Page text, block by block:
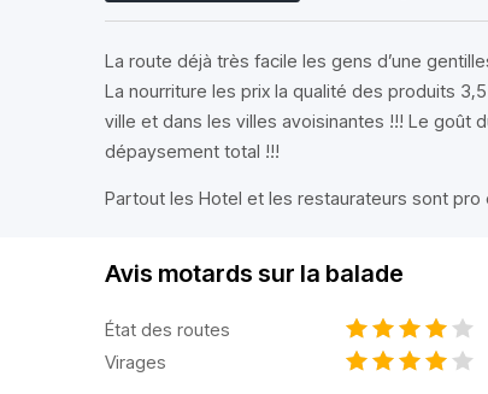
La route déjà très facile les gens d’une
La nourriture les prix la qualité des produits
ville et dans les villes avoisinantes !!! Le goût
dépaysement total !!!
Partout les Hotel et les restaurateurs sont pro
Avis motards sur la balade
État des routes
Virages